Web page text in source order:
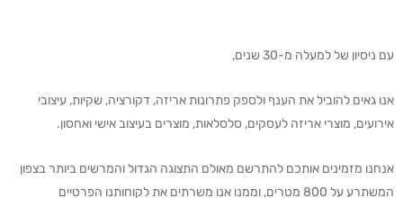
עם ניסיון של למעלה מ-30 שנים,
אנו גאים להוביל את הענף ולספק פתרונות אריזה, דקורציה, שקיות, עיצובי
אירועים, מוצרי אריזה לעסקים, סלסלאות, מוצרים בעיצוב אישי ואחסון.
אנחנו מזמינים אותכם להתרשם מאולם התצוגה הגדול והמרשים ביותר בצפון
המשתרע על 800 מטרים, וממנו אנו משרתים את לקוחותנו הפרטיים